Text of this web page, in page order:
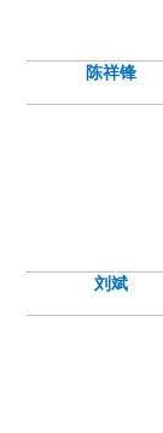
陈祥锋
刘斌